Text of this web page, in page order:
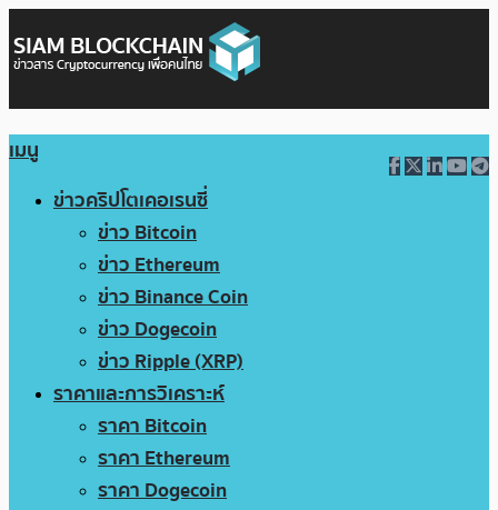
เมนู
ข่าวคริปโตเคอเรนซี่
ข่าว Bitcoin
ข่าว Ethereum
ข่าว Binance Coin
ข่าว Dogecoin
ข่าว Ripple (XRP)
ราคาและการวิเคราะห์
ราคา Bitcoin
ราคา Ethereum
ราคา Dogecoin